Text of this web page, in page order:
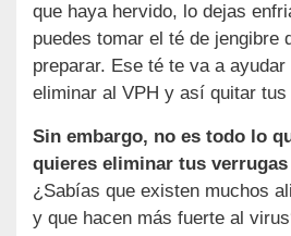
que haya hervido, lo dejas
puedes tomar el té de jengibre
preparar. Ese té te va a
eliminar al VPH y así quitar tus
Sin embargo, no es todo lo
quieres eliminar tus
¿Sabías que existen muchos
y que hacen más fuerte al